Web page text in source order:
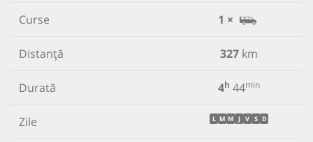
Curse 1 ×
Distanță 327 km
Durată 4h 44min
Zile L M M J V S D